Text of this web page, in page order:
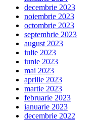
decembrie 2023
noiembrie 2023
octombrie 2023
septembrie 2023
august 2023
iulie 2023
iunie 2023
mai 2023
aprilie 2023
martie 2023
februarie 2023
ianuarie 2023
decembrie 2022